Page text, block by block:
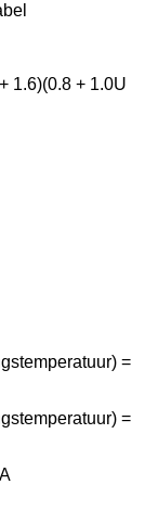
1.6)(0.8 + 1.0U
=
=